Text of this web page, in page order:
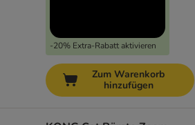
-20% Extra-Rabatt aktivieren
Zum Warenkorb
hinzufügen